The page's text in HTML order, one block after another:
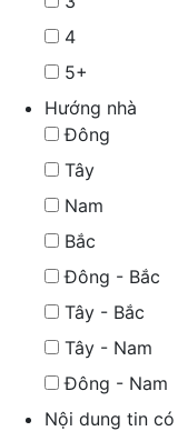
4
5+
Hướng nhà
Đông
Tây
Nam
Bắc
Đông - Bắc
Tây - Bắc
Tây - Nam
Đông - Nam
Nội dung tin có